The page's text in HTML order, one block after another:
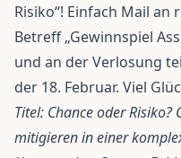
Risiko“! Einfach Mail an
Betreff „Gewinnspiel
und an der Verlosung
der 18. Februar. Viel
Titel: Chance oder Risiko?
mitigieren in einer